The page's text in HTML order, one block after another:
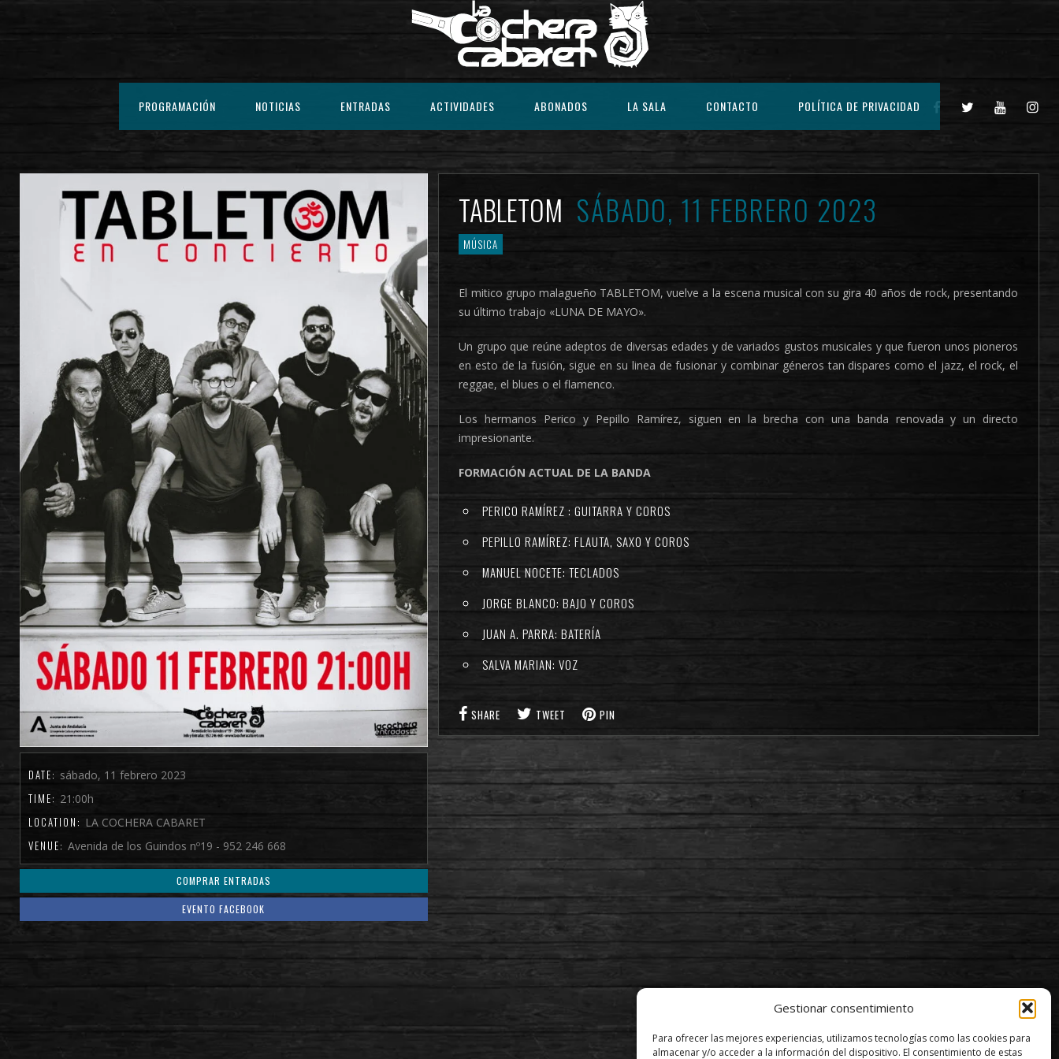
Gestionar consentimiento
Para ofrecer las mejores experiencias, utilizamos tecnologías como las cookies para
almacenar y/o acceder a la información del dispositivo. El consentimiento de estas
PROGRAMACIÓN NOTICIAS ENTRADAS ACTIVIDADES ABONADOS LA SALA CONTACTO POLÍTICA DE PRIVACIDAD
DATE: sábado, 11 febrero 2023
TIME: 21:00h
LOCATION: LA COCHERA CABARET
VENUE: Avenida de los Guindos nº19 - 952 246 668
COMPRAR ENTRADAS
EVENTO FACEBOOK
TABLETOM SÁBADO, 11 FEBRERO 2023
MÚSICA
El mitico grupo malagueño TABLETOM, vuelve a la escena musical con su gira 40 años de rock, presentando
su último trabajo «LUNA DE MAYO».
Un grupo que reúne adeptos de diversas edades y de variados gustos musicales y que fueron unos pioneros
en esto de la fusión, sigue en su linea de fusionar y combinar géneros tan dispares como el jazz, el rock, el
reggae, el blues o el flamenco.
Los hermanos Perico y Pepillo Ramírez, siguen en la brecha con una banda renovada y un directo
impresionante.
FORMACIÓN ACTUAL DE LA BANDA
PERICO RAMÍREZ : GUITARRA Y COROS
PEPILLO RAMÍREZ: FLAUTA, SAXO Y COROS
MANUEL NOCETE: TECLADOS
JORGE BLANCO: BAJO Y COROS
JUAN A. PARRA: BATERÍA
SALVA MARIAN: VOZ
SHARE TWEET PIN